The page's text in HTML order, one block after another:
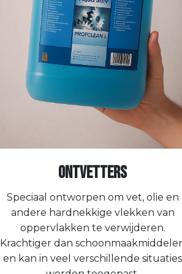
Ontvetters
Speciaal ontworpen om vet, olie en
andere hardnekkige vlekken van
oppervlakken te verwijderen.
Krachtiger dan
en kan in veel verschillende situaties